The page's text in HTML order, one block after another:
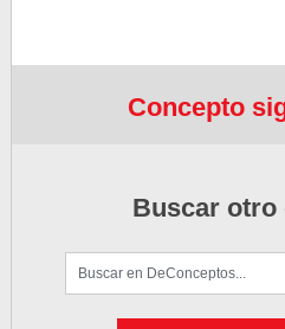
Concepto
Buscar otro